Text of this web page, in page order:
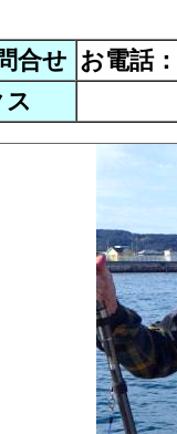
合せ お電話：
ス